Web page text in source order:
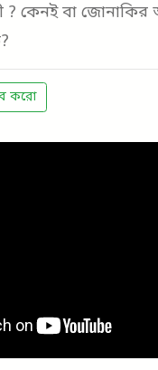
? কেনই বা
করো